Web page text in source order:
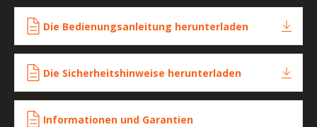
Die Bedienungsanleitung herunterladen
Die Sicherheitshinweise herunterladen
Informationen und Garantien